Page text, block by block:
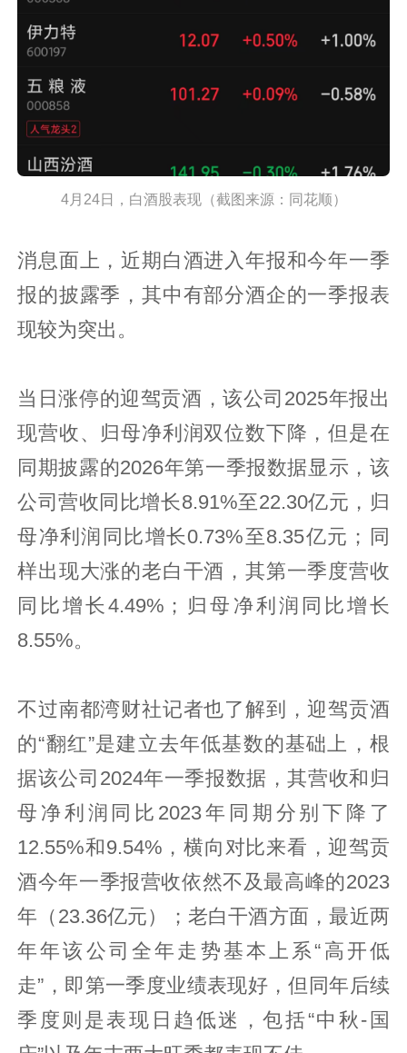
4月24日，白酒股表现（截图来源：同花顺）
消息面上，近期白酒进入年报和今年一季
报的披露季，其中有部分酒企的一季报表
现较为突出。
当日涨停的迎驾贡酒，该公司2025年报出
现营收、归母净利润双位数下降，但是在
同期披露的2026年第一季报数据显示，该
公司营收同比增长8.91%至22.30亿元，归
母净利润同比增长0.73%至8.35亿元；同
样出现大涨的老白干酒，其第一季度营收
同比增长4.49%；归母净利润同比增长
8.55%。
不过南都湾财社记者也了解到，迎驾贡酒
的“翻红”是建立去年低基数的基础上，根
据该公司2024年一季报数据，其营收和归
母净利润同比2023年同期分别下降了
12.55%和9.54%，横向对比来看，迎驾贡
酒今年一季报营收依然不及最高峰的2023
年（23.36亿元）；老白干酒方面，最近两
年年该公司全年走势基本上系“高开低
走”，即第一季度业绩表现好，但同年后续
季度则是表现日趋低迷，包括“中秋-国